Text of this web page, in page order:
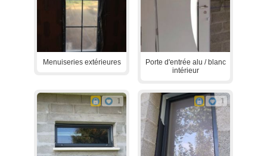
Menuiseries extérieures
Porte d'entrée alu / blanc
intérieur
1 1